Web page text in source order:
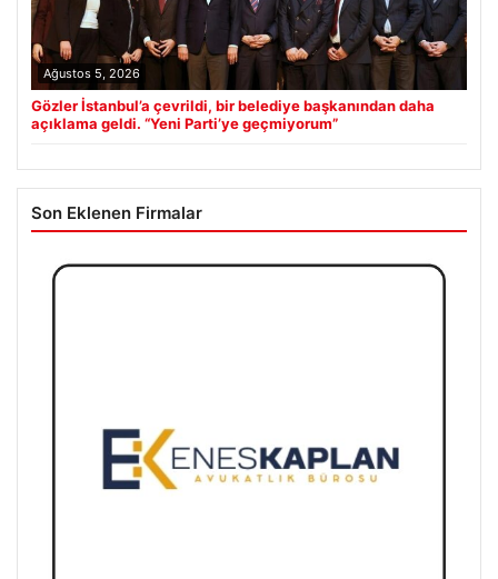
Ağustos 5, 2026
Gözler İstanbul’a çevrildi, bir belediye başkanından daha
açıklama geldi. “Yeni Parti’ye geçmiyorum”
Son Eklenen Firmalar